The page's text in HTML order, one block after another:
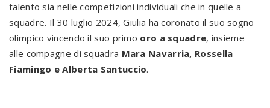
talento sia nelle competizioni individuali che in quelle a
squadre. Il 30 luglio 2024, Giulia ha coronato il suo sogno
olimpico vincendo il suo primo oro a squadre, insieme
alle compagne di squadra Mara Navarria, Rossella
Fiamingo e Alberta Santuccio.